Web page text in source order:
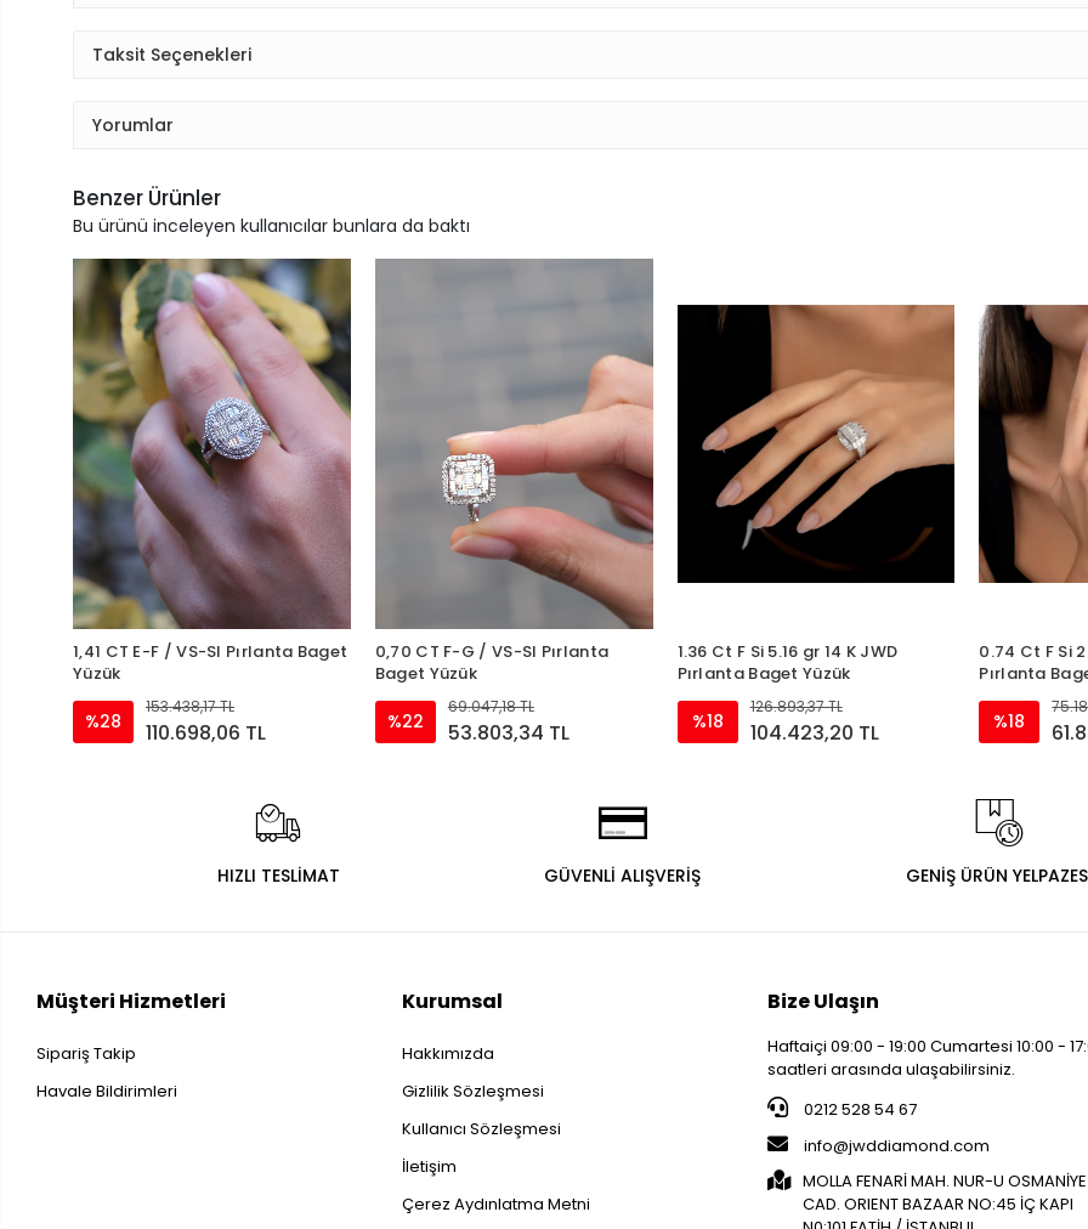
Taksit Seçenekleri
Yorumlar
Benzer Ürünler
Bu ürünü inceleyen kullanıcılar bunlara da baktı
1,41 CT E-F / VS-SI Pırlanta Baget
Yüzük
%28
153.438,17 TL
110.698,06 TL
0,70 CT F-G / VS-SI Pırlanta
Baget Yüzük
%22
69.047,18 TL
53.803,34 TL
1.36 Ct F Si 5.16 gr 14 K JWD
Pırlanta Baget Yüzük
%18
126.893,37 TL
104.423,20 TL
0.74 Ct F Si
Pırlanta
%18
HIZLI TESLİMAT GÜVENLİ ALIŞVERİŞ GENİŞ ÜRÜN
Müşteri Hizmetleri
Sipariş Takip
Havale Bildirimleri
Kurumsal
Hakkımızda
Gizlilik Sözleşmesi
Kullanıcı Sözleşmesi
İletişim
Çerez Aydınlatma Metni
Bize Ulaşın
Haftaiçi 09:00 - 19:00 Cumartesi 10:00 -
saatleri arasında ulaşabilirsiniz.
0212 528 54 67
info@jwddiamond.com
MOLLA FENARİ MAH. NUR-U OSMANİYE
CAD. ORIENT BAZAAR NO:45 İÇ KAPI